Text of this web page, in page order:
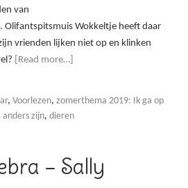
van
Olifantspitsmuis Wokkeltje heeft daar
vrienden lijken niet op en klinken
[Read more…]
, Voorlezen, zomerthema 2019: Ik ga op
anders zijn, dieren
– Sally